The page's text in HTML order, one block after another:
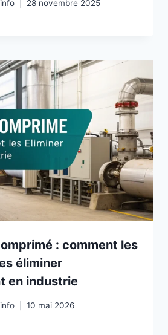
28 novembre 2025
: comment les
éliminer
en industrie
10 mai 2026